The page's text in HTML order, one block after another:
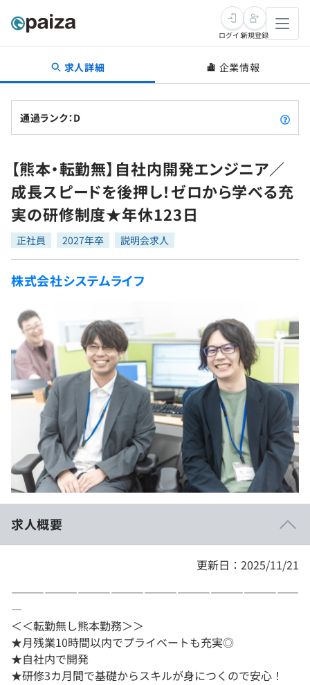
転職・キャリア
転職成功ガイド
転職エージェント
インタビュー
転職成功ガイド
新卒就活
求人検索
本選考
インターン
新卒エージェント
イベント・セミナー
インタビュー
就活成功ガイド
学習
問題集
4択課題
ナレッジ
リファレンス
プラン
個人向けプラン
法人向けプラン
学校向けプラン
契約内容・クーポン
プログラミング言語
再チャレンジ結果一覧
ゲーム・マンガ
paiza times
note
ログイン新規登録
求人詳細 企業情報
通過ランク：D
【熊本・転勤無】自社内開発エンジニア／
成長スピードを後押し！ゼロから学べる充
実の研修制度★年休123日
正社員 2027年卒 説明会求人
株式会社システムライフ
求人概要
更新日：2025/11/21
――――――――――――――――――――――――――
―
＜＜転勤無し熊本勤務＞＞
★月残業10時間以内でプライベートも充実◎
★自社内で開発
★研修3カ月間で基礎からスキルが身につくので安心！